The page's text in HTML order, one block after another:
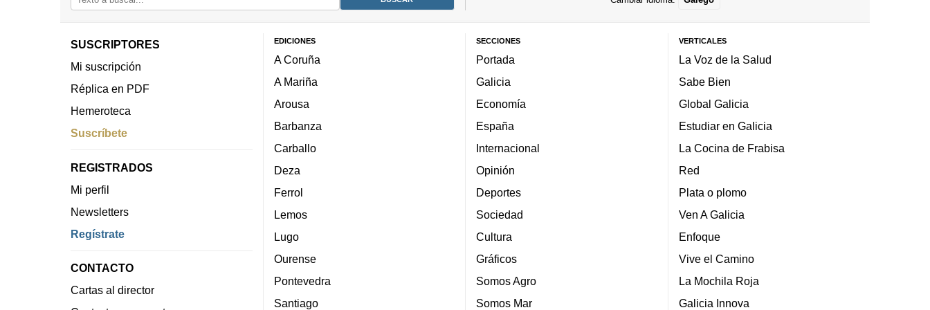
SUSCRIPTORES
Mi suscripción
Réplica en PDF
Hemeroteca
Suscríbete
REGISTRADOS
Mi perfil
Newsletters
Regístrate
CONTACTO
Cartas al director
EDICIONES
A Coruña
A Mariña
Arousa
Barbanza
Carballo
Deza
Ferrol
Lemos
Lugo
Ourense
Pontevedra
Santiago
SECCIONES
Portada
Galicia
Economía
España
Internacional
Opinión
Deportes
Sociedad
Cultura
Gráficos
Somos Agro
Somos Mar
VERTICALES
La Voz de la Salud
Sabe Bien
Global Galicia
Estudiar en Galicia
La Cocina de Frabisa
Red
Plata o plomo
Ven A Galicia
Enfoque
Vive el Camino
La Mochila Roja
Galicia Innova